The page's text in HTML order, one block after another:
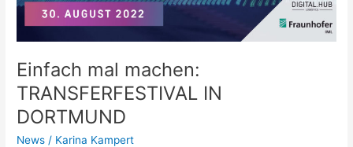
Einfach mal machen:
TRANSFERFESTIVAL IN
DORTMUND
News / Karina Kampert